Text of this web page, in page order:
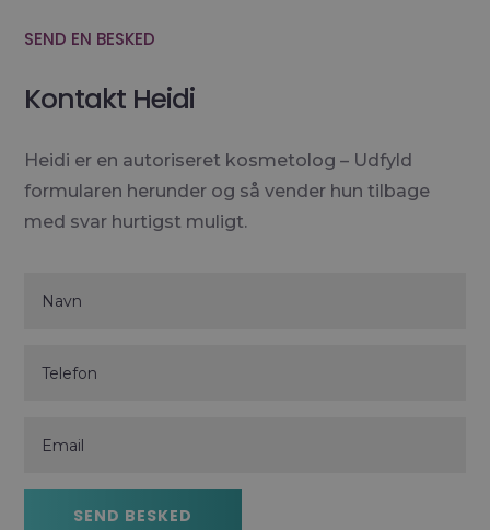
SEND EN BESKED
Kontakt Heidi
Heidi er en autoriseret kosmetolog – Udfyld
formularen herunder og så vender hun tilbage
med svar hurtigst muligt.
SEND BESKED